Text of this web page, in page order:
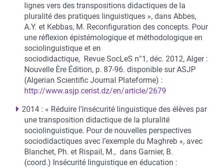
lignes vers des transpositions didactiques de la
pluralité des pratiques linguistiques », dans Abbes,
A.Y. et Kebbas, M. Reconfiguration des concepts. Pour
une réflexion épistémologique et méthodologique en
sociolinguistique et en
sociodidactique, Revue SocLeS n°1, déc. 2012, Alger :
Nouvelle Ère Édition, p. 87-96. disponible sur ASJP
(Algerian Scientific Journal Plateforme) :
http://www.asjp.cerist.dz/en/article/2679
2014 : « Réduire l’insécurité linguistique des élèves par
une transposition didactique de la pluralité
sociolinguistique. Pour de nouvelles perspectives
sociodidactiques avec l’exemple du Maghreb », avec
Blanchet, Ph. et Rispail, M., dans Garnier, B.
(coord.) Insécurité linguistique en éducation :